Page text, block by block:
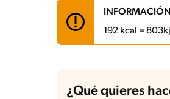
192 kcal =
Energía
192 kcal
Grasas 2.1 g
¿Qué quieres